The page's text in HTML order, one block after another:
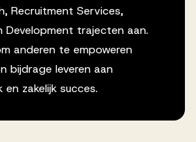
Recruitment Services,
Development trajecten aan.
anderen te empoweren
bijdrage leveren aan
en zakelijk succes.